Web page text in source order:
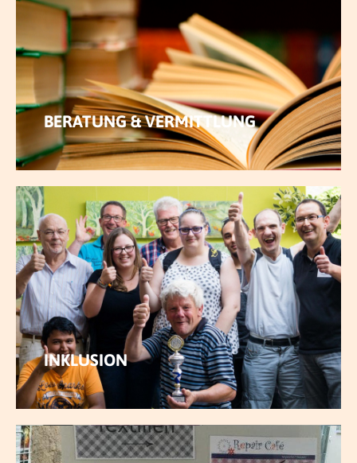
BERATUNG & VERMITTLUNG
MEHR ERFAHREN
INKLUSION
MEHR ERFAHREN